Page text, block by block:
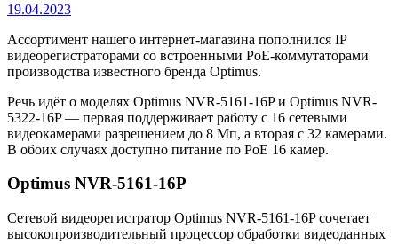
19.04.2023
Ассортимент нашего интернет-магазина пополнился IP
видеорегистраторами со встроенными PoE-коммутаторами
производства известного бренда Optimus.
Речь идёт о моделях Optimus NVR-5161-16P и Optimus NVR-
5322-16P — первая поддерживает работу с 16 сетевыми
видеокамерами разрешением до 8 Мп, а вторая с 32 камерами.
В обоих случаях доступно питание по PoE 16 камер.
Optimus NVR-5161-16P
Сетевой видеорегистратор Optimus NVR-5161-16P сочетает
высокопроизводительный процессор обработки видеоданных